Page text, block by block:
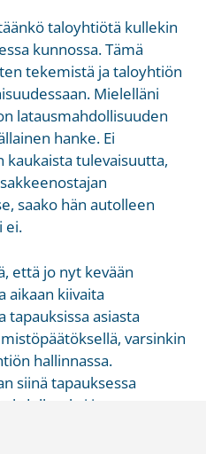
taloyhtiötä kullekin
kunnossa. Tämä
tekemistä ja taloyhtiön
Mielelläni
latausmahdollisuuden
hanke. Ei
kaukaista tulevaisuutta,
saako hän autolleen
ei.
että jo nyt kevään
aikaan kiivaita
tapauksissa asiasta
varsinkin
hallinnassa.
siinä tapauksessa
yksi jono